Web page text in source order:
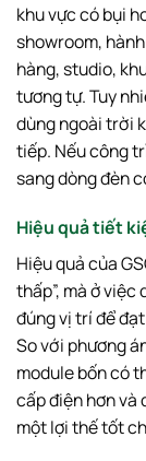
khu vực có bụi
showroom,
hàng, studio,
tương tự. Tuy
dùng ngoài trời
tiếp. Nếu công
sang dòng đèn
Hiệu quả tiết
Hiệu quả của
thấp”, mà ở việc
đúng vị trí để
So với phương
module bốn có
cấp điện hơn và
một lợi thế tốt